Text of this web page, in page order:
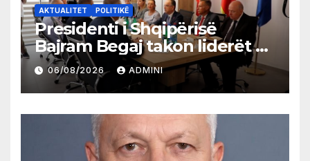
AKTUALITET POLITIKË
Presidenti i Shqipërisë
Bajram Begaj takon liderët e
partive shqiptare në Ulqin
06/08/2026 ADMINI